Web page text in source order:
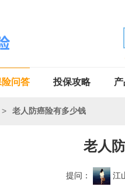
险问答 投保攻略 产
> 老人防癌险有多少钱
老人
提问： 江